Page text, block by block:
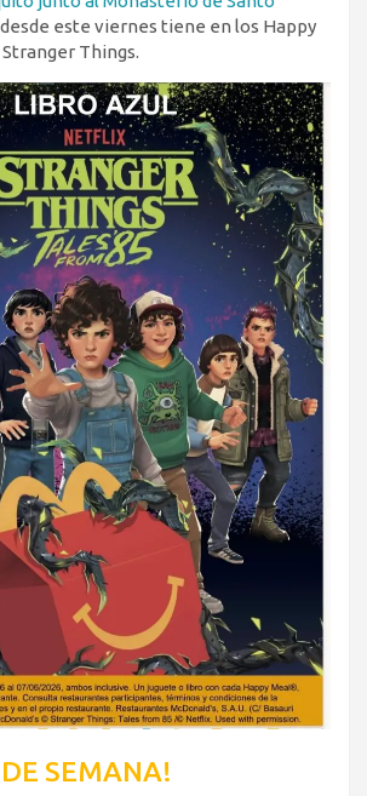
desde este viernes tiene en los Happy
Things.
SEMANA!